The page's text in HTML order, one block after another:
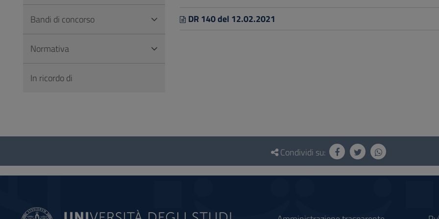
DR 140 del 12.02.2021
Bandi di concorso
Normativa
In ricordo di
Questionario
social
Condividi su: